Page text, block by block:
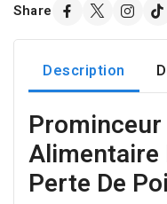
Share
Description
Alimentaire
Perte De